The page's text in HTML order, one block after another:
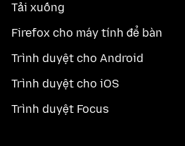
Tải xuống
Firefox cho máy tính để bàn
Trình duyệt cho Android
Trình duyệt cho iOS
Trình duyệt Focus